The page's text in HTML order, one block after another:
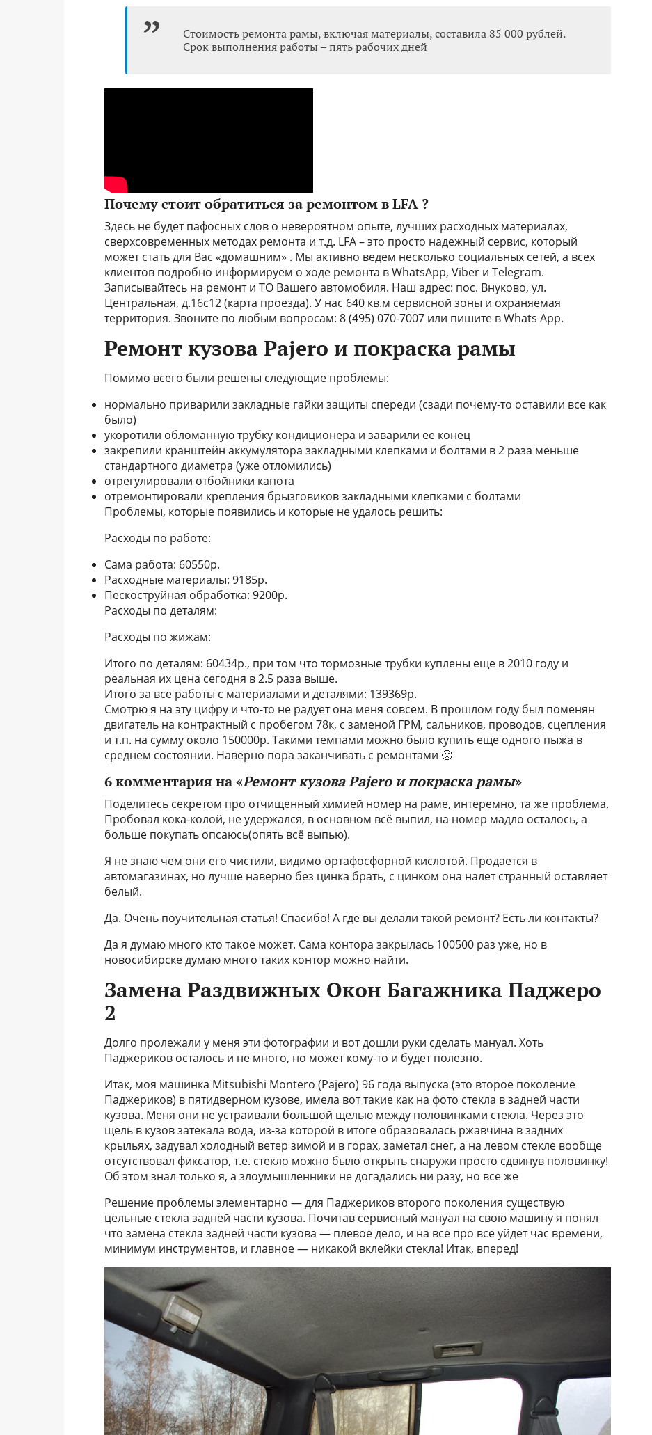
Стоимость ремонта рамы, включая материалы, составила 85 000 рублей.
Срок выполнения работы – пять рабочих дней
Почему стоит обратиться за ремонтом в LFA ?
Здесь не будет пафосных слов о невероятном опыте, лучших расходных материалах,
сверхсовременных методах ремонта и т.д. LFA – это просто надежный сервис, который
может стать для Вас «домашним» . Мы активно ведем несколько социальных сетей, а всех
клиентов подробно информируем о ходе ремонта в WhatsApp, Viber и Telegram.
Записывайтесь на ремонт и ТО Вашего автомобиля. Наш адрес: пос. Внуково, ул.
Центральная, д.16с12 (карта проезда). У нас 640 кв.м сервисной зоны и охраняемая
территория. Звоните по любым вопросам: 8 (495) 070-7007 или пишите в Whats App.
Ремонт кузова Pajero и покраска рамы
Помимо всего были решены следующие проблемы:
нормально приварили закладные гайки защиты спереди (сзади почему-то оставили все как
было)
укоротили обломанную трубку кондиционера и заварили ее конец
закрепили кранштейн аккумулятора закладными клепками и болтами в 2 раза меньше
стандартного диаметра (уже отломились)
отрегулировали отбойники капота
отремонтировали крепления брызговиков закладными клепками с болтами
Проблемы, которые появились и которые не удалось решить:
Расходы по работе:
Сама работа: 60550р.
Расходные материалы: 9185р.
Пескоструйная обработка: 9200р.
Расходы по деталям:
Расходы по жижам:
Итого по деталям: 60434р., при том что тормозные трубки куплены еще в 2010 году и
реальная их цена сегодня в 2.5 раза выше.
Итого за все работы с материалами и деталями: 139369р.
Смотрю я на эту цифру и что-то не радует она меня совсем. В прошлом году был поменян
двигатель на контрактный с пробегом 78к, с заменой ГРМ, сальников, проводов, сцепления
и т.п. на сумму около 150000р. Такими темпами можно было купить еще одного пыжа в
среднем состоянии. Наверно пора заканчивать с ремонтами 🙁
6 комментария на «Ремонт кузова Pajero и покраска рамы»
Поделитесь секретом про отчищенный химией номер на раме, интеремно, та же проблема.
Пробовал кока-колой, не удержался, в основном всё выпил, на номер мадло осталось, а
больше покупать опсаюсь(опять всё выпью).
Я не знаю чем они его чистили, видимо ортафосфорной кислотой. Продается в
автомагазинах, но лучше наверно без цинка брать, с цинком она налет странный оставляет
белый.
Да. Очень поучительная статья! Спасибо! А где вы делали такой ремонт? Есть ли контакты?
Да я думаю много кто такое может. Сама контора закрылась 100500 раз уже, но в
новосибирске думаю много таких контор можно найти.
Замена Раздвижных Окон Багажника Паджеро
2
Долго пролежали у меня эти фотографии и вот дошли руки сделать мануал. Хоть
Паджериков осталось и не много, но может кому-то и будет полезно.
Итак, моя машинка Mitsubishi Montero (Pajero) 96 года выпуска (это второе поколение
Паджериков) в пятидверном кузове, имела вот такие как на фото стекла в задней части
кузова. Меня они не устраивали большой щелью между половинками стекла. Через это
щель в кузов затекала вода, из-за которой в итоге образовалась ржавчина в задних
крыльях, задувал холодный ветер зимой и в горах, заметал снег, а на левом стекле вообще
отсутствовал фиксатор, т.е. стекло можно было открыть снаружи просто сдвинув половинку!
Об этом знал только я, а злоумышленники не догадались ни разу, но все же
Решение проблемы элементарно — для Паджериков второго поколения существую
цельные стекла задней части кузова. Почитав сервисный мануал на свою машину я понял
что замена стекла задней части кузова — плевое дело, и на все про все уйдет час времени,
минимум инструментов, и главное — никакой вклейки стекла! Итак, вперед!